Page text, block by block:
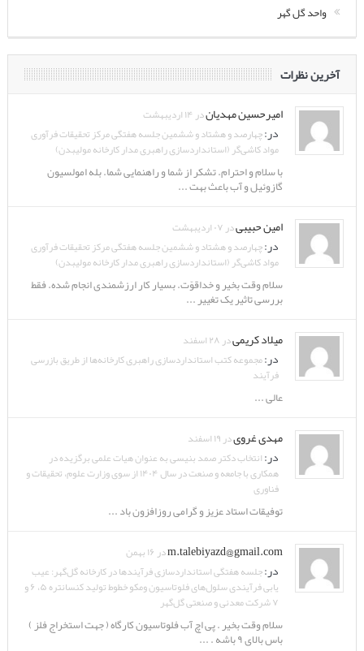
واحد گل گهر
آخرین نظرات
امیرحسین مهدیاندر ۱۴ اردیبهشت
در:چهارصد و هشتاد و ششمین جلسه هفتگی مرکز تحقیقات فرآوری
مواد کاشی‌گر (استانداردسازی راهبری مدار کارخانه مولیبدن)
با سلام و احترام. تشکر از شما و راهنمایی شما. بله امولسیون
گازوئیل و آب باعث بهت ...
امین حبیبیدر ۰۷ اردیبهشت
در:چهارصد و هشتاد و ششمین جلسه هفتگی مرکز تحقیقات فرآوری
مواد کاشی‌گر (استانداردسازی راهبری مدار کارخانه مولیبدن)
سلام وقت بخیر و خداقوّت. بسیار کار ارزشمندی انجام شده. فقط
بررسی تاثیر یک تغییر ...
میلاد کریمیدر ۲۸ اسفند
در:مجموعه کتب استانداردسازی راهبری کارخانه‌ها از طریق بازرسی
فرآیند
عالی ...
مهدی غرویدر ۱۹ اسفند
در:انتخاب دکتر صمد بنیسی به عنوان هیات علمی برگزیده در
همکاری با جامعه و صنعت در سال ۱۴۰۴ از سوی وزارت علوم، تحقیقات و
فناوری
توفیقات استاد عزیز و گرامی روزافزون باد ...
m.talebiyazd@gmail.comدر ۱۶ بهمن
در:جلسه هفتگی استانداردسازی فرآیندها در کارخانه گل‌گهر: عیب
یابی فرآیندی سلول‌های فلوتاسیون ومکو خطوط تولید کنسانتره ۵، ۶ و
۷ شرکت معدنی و صنعتی گل‌گهر
سلام وقت بخیر . پی اچ آب فلوتاسیون کارگاه ( جهت استخراج فلز )
باس بالای ۹ باشه . ...